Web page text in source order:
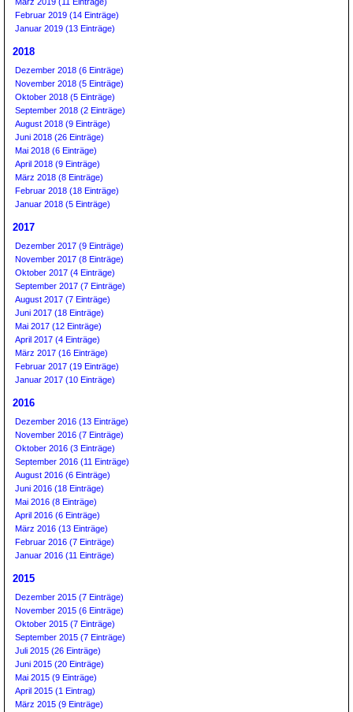
Februar 2019 (14 Einträge)
Januar 2019 (13 Einträge)
2018
Dezember 2018 (6 Einträge)
November 2018 (5 Einträge)
Oktober 2018 (5 Einträge)
September 2018 (2 Einträge)
August 2018 (9 Einträge)
Juni 2018 (26 Einträge)
Mai 2018 (6 Einträge)
April 2018 (9 Einträge)
März 2018 (8 Einträge)
Februar 2018 (18 Einträge)
Januar 2018 (5 Einträge)
2017
Dezember 2017 (9 Einträge)
November 2017 (8 Einträge)
Oktober 2017 (4 Einträge)
September 2017 (7 Einträge)
August 2017 (7 Einträge)
Juni 2017 (18 Einträge)
Mai 2017 (12 Einträge)
April 2017 (4 Einträge)
März 2017 (16 Einträge)
Februar 2017 (19 Einträge)
Januar 2017 (10 Einträge)
2016
Dezember 2016 (13 Einträge)
November 2016 (7 Einträge)
Oktober 2016 (3 Einträge)
September 2016 (11 Einträge)
August 2016 (6 Einträge)
Juni 2016 (18 Einträge)
Mai 2016 (8 Einträge)
April 2016 (6 Einträge)
März 2016 (13 Einträge)
Februar 2016 (7 Einträge)
Januar 2016 (11 Einträge)
2015
Dezember 2015 (7 Einträge)
November 2015 (6 Einträge)
Oktober 2015 (7 Einträge)
September 2015 (7 Einträge)
Juli 2015 (26 Einträge)
Juni 2015 (20 Einträge)
Mai 2015 (9 Einträge)
April 2015 (1 Eintrag)
März 2015 (9 Einträge)